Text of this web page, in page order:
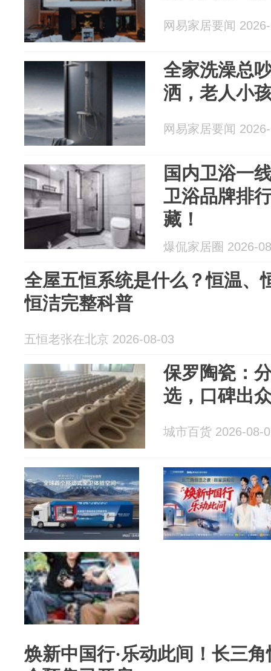
网易家居要闻
全家洗澡总
洒，老人小
网易家居要闻
国内卫浴一
卫浴品牌排
藏！
爆侃家居圈 2026-
全屋五恒系统是什么？恒温、
恒洁完整科普
五恒老张在北京 2026-08-03
保罗陶瓷：
选，口碑出
城市百货 2026-08-
焕新中国行·乐动此间！长三